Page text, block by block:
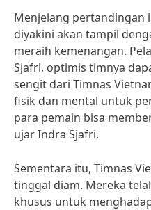
Menjelang pertandingan
diyakini akan tampil
meraih kemenangan.
Sjafri, optimis timnya
sengit dari Timnas
fisik dan mental untuk
para pemain bisa
ujar Indra Sjafri.
Sementara itu, Timnas
tinggal diam. Mereka
khusus untuk